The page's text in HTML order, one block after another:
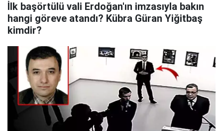
İlk başörtülü vali Erdoğan'ın imzasıyla bakın
hangi göreve atandı? Kübra Güran Yiğitbaş
kimdir?